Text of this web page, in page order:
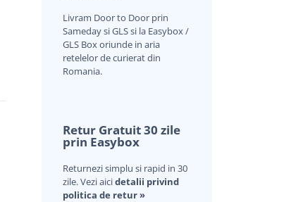
Livram Door to Door prin
Sameday si GLS si la Easybox /
GLS Box oriunde in aria
retelelor de curierat din
Romania.
Retur Gratuit 30 zile
prin Easybox
Returnezi simplu si rapid in 30
zile. Vezi aicidetalii privind
politica de retur »